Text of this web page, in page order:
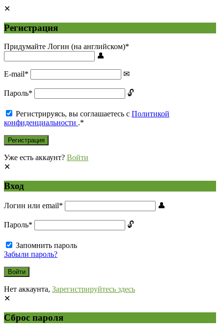
Регистрация
Придумайте Логин (на английском)*
E-mail*
Пароль*
Регистрируясь, вы соглашаетесь с Политикой
конфиденциальности .*
Уже есть аккаунт? Войти
Вход
Логин или email*
Пароль*
Запомнить пароль
Забыли пароль?
Нет аккаунта, Зарегистрируйтесь здесь
Сброс пароля